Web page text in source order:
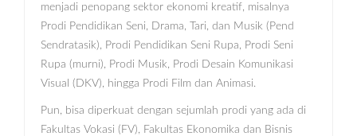
menjadi penopang sektor ekonomi kreatif, misalnya
Prodi Pendidikan Seni, Drama, Tari, dan Musik (Pend
Sendratasik), Prodi Pendidikan Seni Rupa, Prodi Seni
Rupa (murni), Prodi Musik, Prodi Desain Komunikasi
Visual (DKV), hingga Prodi Film dan Animasi.
Pun, bisa diperkuat dengan sejumlah prodi yang ada di
Fakultas Vokasi (FV), Fakultas Ekonomika dan Bisnis